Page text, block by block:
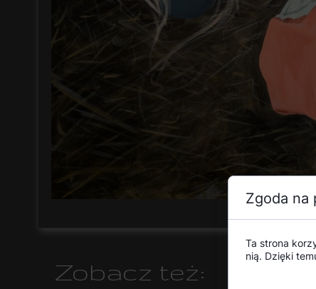
Zobacz też:
Zgoda na
Ta strona
nią. Dzięki